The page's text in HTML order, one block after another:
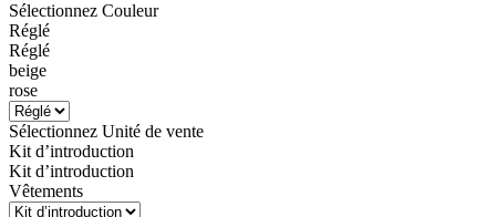
Sélectionnez Couleur
Réglé
Réglé
beige
rose
Sélectionnez Unité de vente
Kit d’introduction
Kit d’introduction
Vêtements